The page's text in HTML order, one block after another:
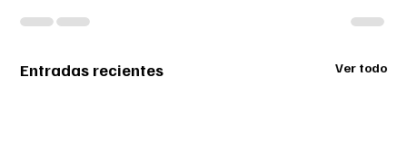
Entradas recientes Ver todo